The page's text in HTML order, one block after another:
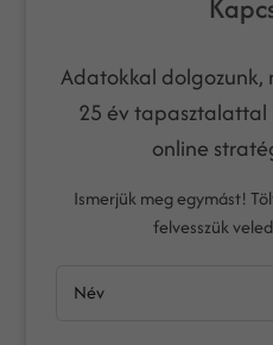
Adatokkal dolgozunk,
25 év
online
Ismerjük meg egymást!
felvesszük
Név